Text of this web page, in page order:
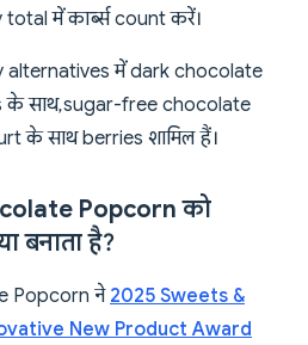
में कार्ब्स count करें।
में dark chocolate
के साथ, sugar-free chocolate
के साथ berries शामिल हैं।
Popcorn को
बनाता है?
Popcorn ने 2025 Sweets &
New Product Award